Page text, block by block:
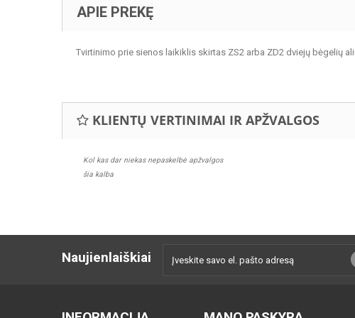
APIE PREKĘ
Tvirtinimo prie sienos laikiklis skirtas ZS2 arba ZD2 dviejų bėgelių
KLIENTŲ VERTINIMAI IR APŽVALGOS
Kol kas dar niekas nepaskelbė apžvalgos
šia kalba
Naujienlaiškiai